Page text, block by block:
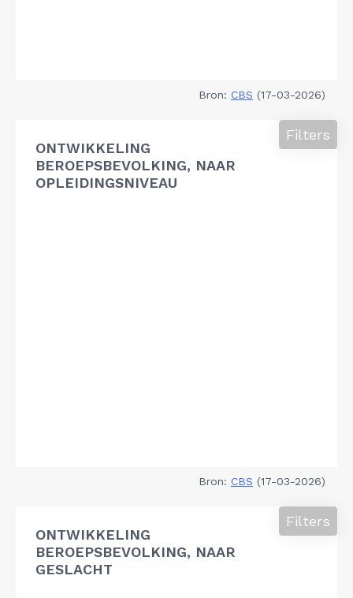
Bron: CBS (17-03-2026)
ONTWIKKELING
BEROEPSBEVOLKING, NAAR
OPLEIDINGSNIVEAU
Filters
Bron: CBS (17-03-2026)
ONTWIKKELING
BEROEPSBEVOLKING, NAAR
GESLACHT
Filters